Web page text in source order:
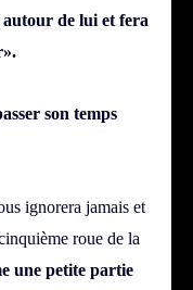
de lui et fera
son temps
ignorera jamais et
roue de la
une petite partie